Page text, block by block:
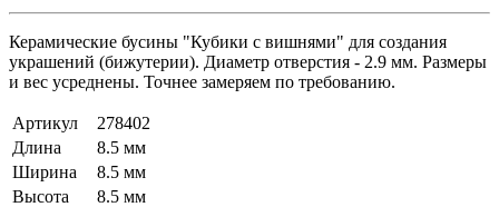
Керамические бусины "Кубики с вишнями" для создания
украшений (бижутерии). Диаметр отверстия - 2.9 мм. Размеры
и вес усреднены. Точнее замеряем по требованию.
Артикул
278402
Длина
8.5 мм
Ширина
8.5 мм
Высота
8.5 мм